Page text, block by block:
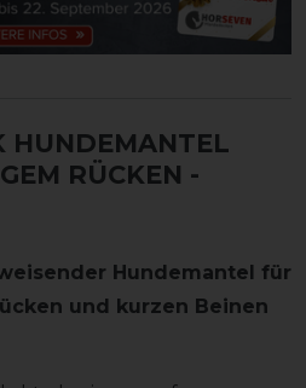
HUNDEMANTEL
RÜCKEN -
Hundemantel für
und kurzen Beinen